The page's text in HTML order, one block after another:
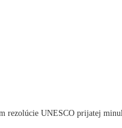
rezolúcie UNESCO prijatej